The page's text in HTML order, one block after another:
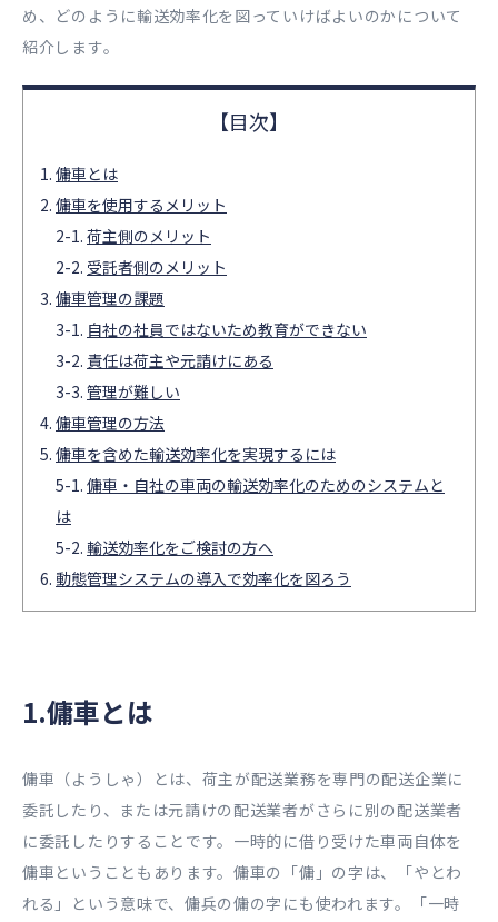
め、どのように輸送効率化を図っていけばよいのかについて
紹介します。
傭車とは
傭車を使用するメリット
荷主側のメリット
受託者側のメリット
傭車管理の課題
自社の社員ではないため教育ができない
責任は荷主や元請けにある
管理が難しい
傭車管理の方法
傭車を含めた輸送効率化を実現するには
傭車・自社の車両の輸送効率化のためのシステムと
は
輸送効率化をご検討の方へ
動態管理システムの導入で効率化を図ろう
1.傭車とは
傭車（ようしゃ）とは、荷主が配送業務を専門の配送企業に
委託したり、または元請けの配送業者がさらに別の配送業者
に委託したりすることです。一時的に借り受けた車両自体を
傭車ということもあります。傭車の「傭」の字は、「やとわ
れる」という意味で、傭兵の傭の字にも使われます。「一時